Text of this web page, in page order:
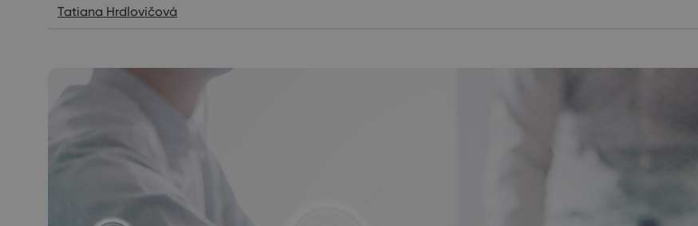
Tatiana Hrdlovičová